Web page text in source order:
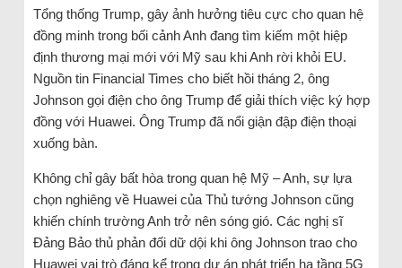
Tổng thống Trump, gây ảnh hưởng tiêu cực cho quan hệ
đồng minh trong bối cảnh Anh đang tìm kiếm một hiệp
định thương mại mới với Mỹ sau khi Anh rời khỏi EU.
Nguồn tin Financial Times cho biết hồi tháng 2, ông
Johnson gọi điện cho ông Trump để giải thích việc ký hợp
đồng với Huawei. Ông Trump đã nổi giận đập điện thoại
xuống bàn.
Không chỉ gây bất hòa trong quan hệ Mỹ – Anh, sự lựa
chọn nghiêng về Huawei của Thủ tướng Johnson cũng
khiến chính trường Anh trở nên sóng gió. Các nghị sĩ
Đảng Bảo thủ phản đối dữ dội khi ông Johnson trao cho
Huawei vai trò đáng kể trong dự án phát triển hạ tầng 5G